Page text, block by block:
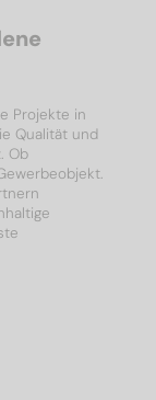
Projekte in
Qualität und
Ob